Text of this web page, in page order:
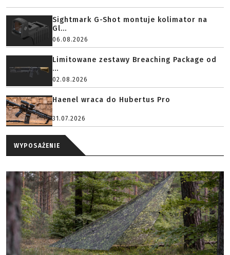
Sightmark G-Shot montuje kolimator na
Gl...
06.08.2026
Limitowane zestawy Breaching Package od
...
02.08.2026
Haenel wraca do Hubertus Pro
31.07.2026
WYPOSAŻENIE